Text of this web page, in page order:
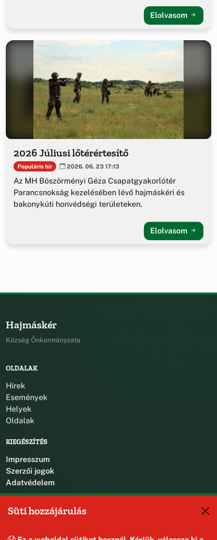
Elolvasom
2026 Júliusi lőtérértesítő
Populáris hír 2026. 06. 23 17:13
Az MH Böszörményi Géza Csapatgyakorlótér
Parancsnokság kezelésében lévő hajmáskéri és
bakonykúti honvédségi területeken.
Elolvasom
Hajmáskér
Község Önkormányzata
OLDALAK
Hírek
Események
Helyek
Oldalak
KIEGÉSZÍTÉS
Impresszum
Szerzői jogok
Adatvédelem
Süti hozzájárulás